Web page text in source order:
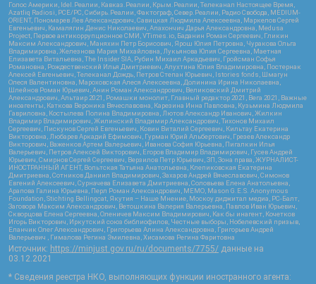
Голос Америки, Idel.Реалии, Кавказ.Реалии, Крым.Реалии, Телеканал Настоящее Время,
Azatliq Radiosi, PCE/PC, Сибирь.Реалии, Фактограф, Север.Реалии, Радио Свобода, MEDIUM-
ORIENT, Пономарев Лев Александрович, Савицкая Людмила Алексеевна, Маркелов Сергей
Евгеньевич, Камалягин Денис Николаевич, Апахончич Дарья Александровна, Medusa
Project, Первое антикоррупционное СМИ, VTimes.io, Баданин Роман Сергеевич, Гликин
Максим Александрович, Маняхин Петр Борисович, Ярош Юлия Петровна, Чуракова Ольга
Владимировна, Железнова Мария Михайловна, Лукьянова Юлия Сергеевна, Маетная
Елизавета Витальевна, The Insider SIA, Рубин Михаил Аркадьевич, Гройсман Софья
Романовна, Рождественский Илья Дмитриевич, Апухтина Юлия Владимировна, Постернак
Алексей Евгеньевич, Телеканал Дождь, Петров Степан Юрьевич, Istories fonds, Шмагун
Олеся Валентиновна, Мароховская Алеся Алексеевна, Долинина Ирина Николаевна,
Шлейнов Роман Юрьевич, Анин Роман Александрович, Великовский Дмитрий
Александрович, Альтаир 2021, Ромашки монолит, Главный редактор 2021, Вега 2021, Важные
иноагенты, Каткова Вероника Вячеславовна, Карезина Инна Павловна, Кузьмина Людмила
Гавриловна, Костылева Полина Владимировна, Лютов Александр Иванович, Жилкин
Владимир Владимирович, Жилинский Владимир Александрович, Тихонов Михаил
Сергеевич, Пискунов Сергей Евгеньевич, Ковин Виталий Сергеевич, Кильтау Екатерина
Викторовна, Любарев Аркадий Ефимович, Гурман Юрий Альбертович, Грезев Александр
Викторович, Важенков Артем Валерьевич, Иванова София Юрьевна, Пигалкин Илья
Валерьевич, Петров Алексей Викторович, Егоров Владимир Владимирович, Гусев Андрей
Юрьевич, Смирнов Сергей Сергеевич, Верзилов Петр Юрьевич, ЗП, Зона права, ЖУРНАЛИСТ-
ИНОСТРАННЫЙ АГЕНТ, Вольтская Татьяна Анатольевна, Клепиковская Екатерина
Дмитриевна, Сотников Даниил Владимирович, Захаров Андрей Вячеславович, Симонов
Евгений Алексеевич, Сурначева Елизавета Дмитриевна, Соловьева Елена Анатольевна,
Арапова Галина Юрьевна, Перл Роман Александрович, МЕМО, Mason G.E.S. Anonymous
Foundation, Stichting Bellingcat, Якутия – Наше Мнение, Москоу диджитал медиа, РС-Балт,
Заговора Максим Александрович, Ветошкина Валерия Валерьевна, Павлов Иван Юрьевич,
Скворцова Елена Сергеевна, Оленичев Максим Владимирович, Как бы инагент, Кочетков
Игорь Викторович, Иркутский союз библиофилов, Честные выборы, Нобелевский призыв,
Еланчик Олег Александрович, Григорьева Алина Александровна, Григорьев Андрей
Валерьевич , Гималова Регина Эмилевна, Хисамова Регина Фаритовна
Источник: https://minjust.gov.ru/ru/documents/7755/ данные на
03.12.2021
* Сведения реестра НКО, выполняющих функции иностранного агента: